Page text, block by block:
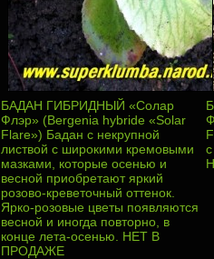
БАДАН ГИБРИДНЫЙ «Солар
Флэр» (Bergenia hybride «Solar
Flare») Бадан с некрупной
листвой с широкими кремовыми
мазками, которые осенью и
весной приобретают яркий
розово-креветочный оттенок.
Ярко-розовые цветы появляются
весной и иногда повторно, в
конце лета-осенью. НЕТ В
ПРОДАЖЕ